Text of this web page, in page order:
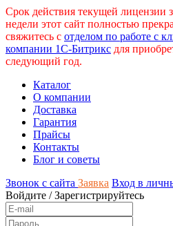
Срок действия текущей лицензии
недели этот сайт полностью
свяжитесь с отделом по работе с
компании 1С-Битрикс для
следующий год.
Каталог
О компании
Доставка
Гарантия
Прайсы
Контакты
Блог и советы
Звонок с сайта Заявка Вход в
Войдите /Зарегистрируйтесь